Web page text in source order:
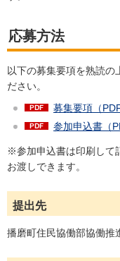
応募方法
以下の募集要項を熟読の
ださい。
募集要項（
参加申込書（
※参加申込書は印刷して
お渡しできます。
提出先
播磨町住民協働部協働推